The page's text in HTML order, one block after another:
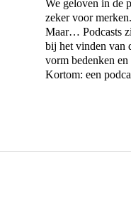
We geloven in de
zeker voor
Maar… Podcasts
bij het vinden van
vorm bedenken
Kortom: een